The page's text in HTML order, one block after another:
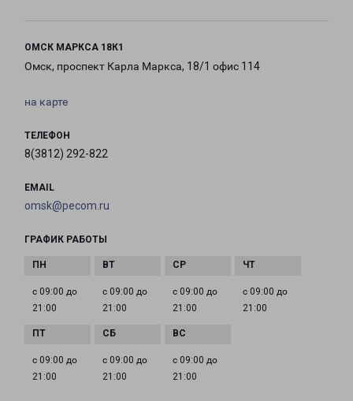
ОМСК МАРКСА 18К1
Омск, проспект Карла Маркса, 18/1 офис 114
на карте
ТЕЛЕФОН
8(3812) 292-822
EMAIL
omsk@pecom.ru
ГРАФИК РАБОТЫ
с 09:00 до
21:00
с 09:00 до
21:00
с 09:00 до
21:00
с 09:00 до
21:00
с 09:00 до
21:00
с 09:00 до
21:00
с 09:00 до
21:00